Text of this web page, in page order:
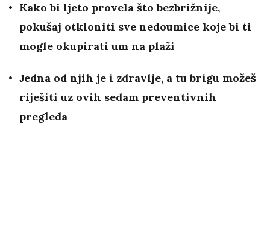
Kako bi ljeto provela što bezbrižnije,
pokušaj otkloniti sve nedoumice koje bi ti
mogle okupirati um na plaži
Jedna od njih je i zdravlje, a tu brigu možeš
riješiti uz ovih sedam preventivnih
pregleda